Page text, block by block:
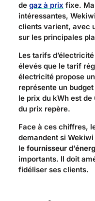
de gaz à prix fixe.
intéressantes,
clients varient, avec
sur les principales
Les tarifs
élevés que le tarif
électricité propose
représente un
le prix du kWh est de
du prix repère.
Face à ces chiffres,
demandent si
le fournisseur
importants. Il doit
fidéliser ses clients.